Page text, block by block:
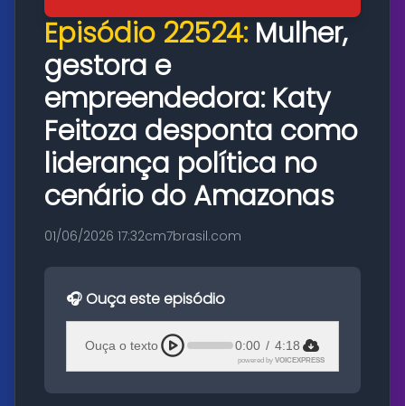
Episódio 22524: Mulher,
gestora e
empreendedora: Katy
Feitoza desponta como
liderança política no
cenário do Amazonas
01/06/2026 17:32cm7brasil.com
🎧 Ouça este episódio
Ouça o texto 0:00 / 4:18
powered by VOICEXPRESS